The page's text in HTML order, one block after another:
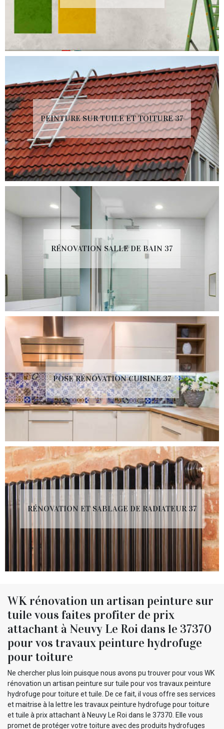
PEINTURE SUR TUILE ET TOITURE 37
RÉNOVATION SALLE DE BAIN 37
POSE RÉNOVATION CUISINE 37
RÉNOVATION ET SABLAGE DE RADIATEUR 37
WK rénovation un artisan peinture sur
tuile vous faites profiter de prix
attachant à Neuvy Le Roi dans le 37370
pour vos travaux peinture hydrofuge
pour toiture
Ne chercher plus loin puisque nous avons pu trouver pour vous WK
rénovation un artisan peinture sur tuile pour vos travaux peinture
hydrofuge pour toiture et tuile. De ce fait, il vous offre ses services
et maitrise à la lettre les travaux peinture hydrofuge pour toiture
et tuile à prix attachant à Neuvy Le Roi dans le 37370. Elle vous
promet de protéger votre toiture avec des produits hydrofuges